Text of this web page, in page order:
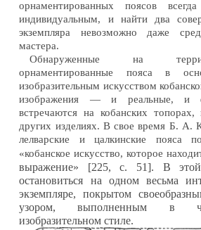
орнаментированных поясов
индивидуальным, и найти два
экземпляра невозможно даже
мастера.
Обнаруженные на
орнаментированные пояса в
изобразительным искусством
изображения — и реальные, и
встречаются на кобанских
других изделиях. В свое время Б. А.
лелварские и цалкинские пояса
«кобанское искусство, которое
выражение» [225, с. 51]. В этой
остановиться на одном весьма
экземпляре, покрытом
узором, выполненным в
изобразительном стиле.